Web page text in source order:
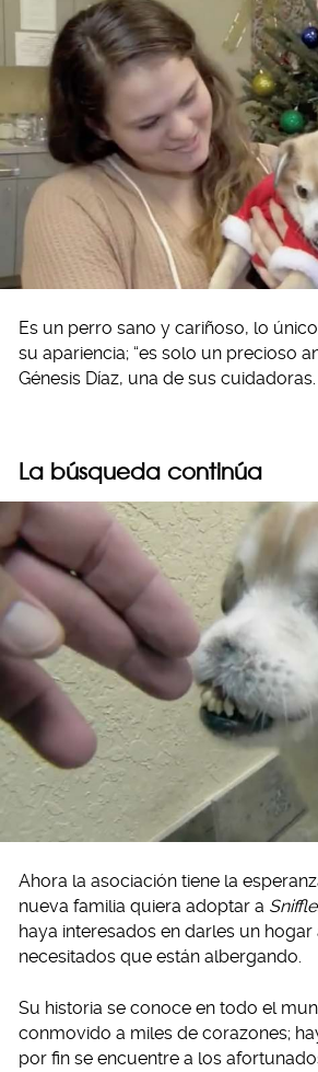
Es un perro sano y cariñoso, lo
su apariencia; “es solo un precioso
Génesis Díaz, una de sus cuidadoras.
La búsqueda continúa
Ahora la asociación tiene la
nueva familia quiera adoptar a
haya interesados en darles un
necesitados que están albergando.
Su historia se conoce en todo el
conmovido a miles de corazones;
por fin se encuentre a los